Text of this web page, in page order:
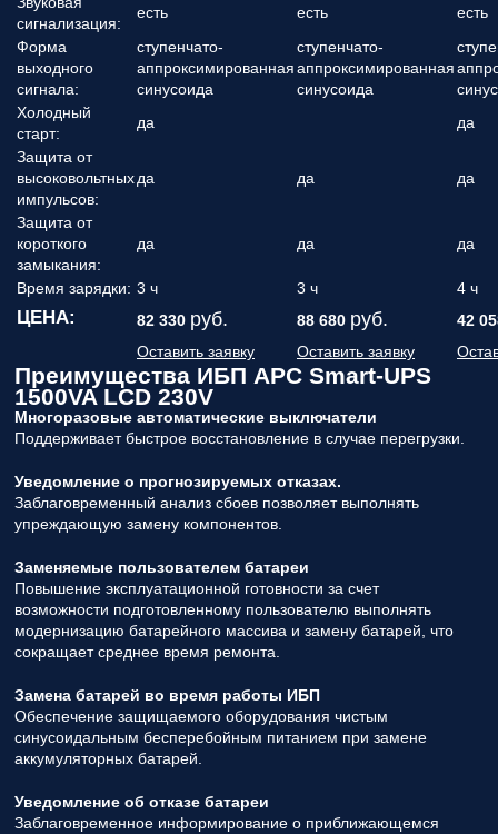
сигнализация:
есть есть
есть
Форма
выходного
сигнала:
ступенчато-
аппроксимированная
синусоида
ступенчато-
аппроксимированная
синусоида
Холодный
старт:
да
да
Защита от
высоковольтных
импульсов:
да да да
Защита от
короткого
замыкания:
да да да
Время зарядки: 3 ч 3 ч 4 ч
ЦЕНА: 82 330 руб. 88 680 руб.
42
Оставить заявку
Оставить заявку
Преимущества ИБП APC Smart-UPS
1500VA LCD 230V
Многоразовые автоматические выключатели
Поддерживает быстрое восстановление в случае перегрузки.
Уведомление о прогнозируемых отказах.
Заблаговременный анализ сбоев позволяет выполнять
упреждающую замену компонентов.
Заменяемые пользователем батареи
Повышение эксплуатационной готовности за счет
возможности подготовленному пользователю выполнять
модернизацию батарейного массива и замену батарей, что
сокращает среднее время ремонта.
Замена батарей во время работы ИБП
Обеспечение защищаемого оборудования чистым
синусоидальным бесперебойным питанием при замене
аккумуляторных батарей.
Уведомление об отказе батареи
Заблаговременное информирование о приближающемся